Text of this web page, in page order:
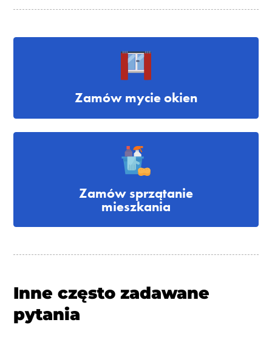
Zamów mycie okien
Zamów sprzątanie
mieszkania
Inne często zadawane
pytania